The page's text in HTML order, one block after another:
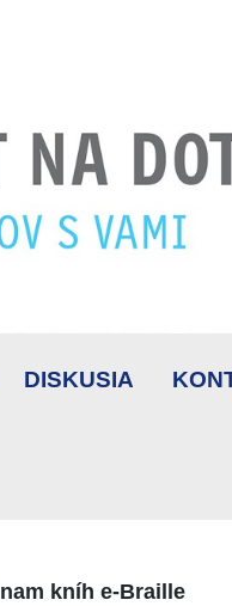
DISKUSIA
kníh e-Braille